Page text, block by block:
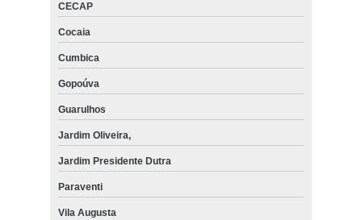
CECAP
Cocaia
Cumbica
Gopoúva
Guarulhos
Jardim Oliveira,
Jardim Presidente Dutra
Paraventi
Vila Augusta